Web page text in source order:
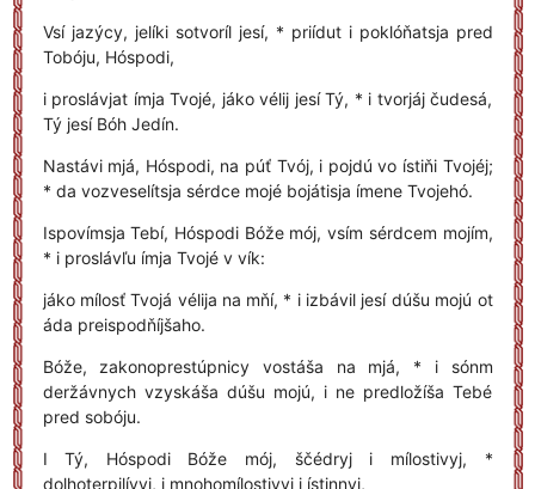
Vsí jazýcy, jelíki sotvoríl jesí, * priídut i poklóňatsja pred
Tobóju, Hóspodi,
i proslávjat ímja Tvojé, jáko vélij jesí Tý, * i tvorjáj čudesá,
Tý jesí Bóh Jedín.
Nastávi mjá, Hóspodi, na púť Tvój, i pojdú vo ístiňi Tvojéj;
* da vozveselítsja sérdce mojé bojátisja ímene Tvojehó.
Ispovímsja Tebí, Hóspodi Bóže mój, vsím sérdcem mojím,
* i proslávľu ímja Tvojé v vík:
jáko mílosť Tvojá vélija na mňí, * i izbávil jesí dúšu mojú ot
áda preispodňíjšaho.
Bóže, zakonoprestúpnicy vostáša na mjá, * i sónm
deržávnych vzyskáša dúšu mojú, i ne predložíša Tebé
pred sobóju.
I Tý, Hóspodi Bóže mój, ščédryj i mílostivyj, *
dolhoterpilívyj, i mnohomílostivyj i ístinnyj,